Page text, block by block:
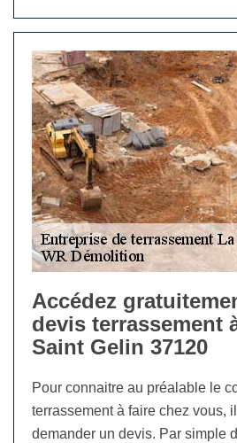
Accédez
devis terrassement
Saint Gelin 37120
Pour connaitre au préalable le
terrassement à faire chez vous,
demander un devis. Par simple